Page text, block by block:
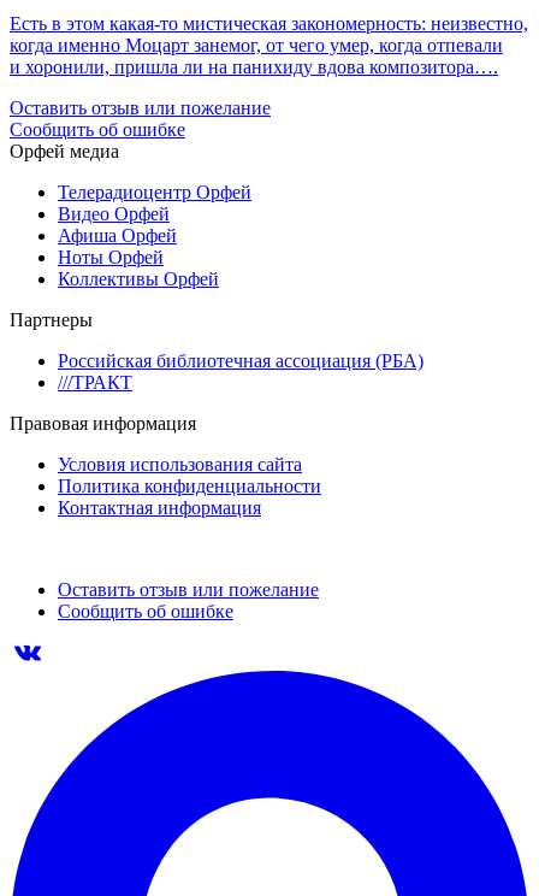
Есть в этом какая-то мистическая закономерность: неизвестно,
когда именно Моцарт занемог, от чего умер, когда отпевали
и хоронили, пришла ли на панихиду вдова композитора….
Оставить отзыв или пожелание
Сообщить об ошибке
Орфей медиа
Телерадиоцентр Орфей
Видео Орфей
Афиша Орфей
Ноты Орфей
Коллективы Орфей
Партнеры
Российская библиотечная ассоциация (РБА)
///ТРАКТ
Правовая информация
Условия использования сайта
Политика конфиденциальности
Контактная информация
Оставить отзыв или пожелание
Сообщить об ошибке